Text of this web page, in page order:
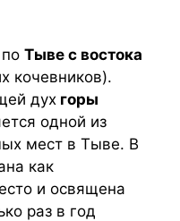
Тыве с востока
кочевников).
дух горы
одной из
мест в Тыве. В
как
и освящена
раз в год